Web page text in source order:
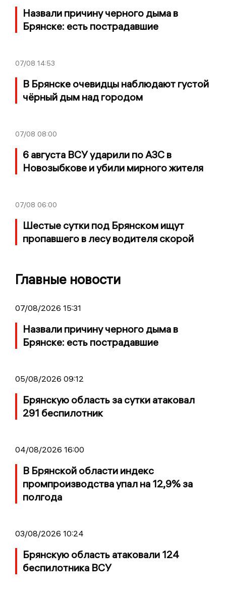
Назвали причину черного дыма в
Брянске: есть пострадавшие
07/08 14:53
В Брянске очевидцы наблюдают густой
чёрный дым над городом
07/08 08:00
6 августа ВСУ ударили по АЗС в
Новозыбкове и убили мирного жителя
07/08 06:00
Шестые сутки под Брянском ищут
пропавшего в лесу водителя скорой
Главные новости
07/08/2026 15:31
Назвали причину черного дыма в
Брянске: есть пострадавшие
05/08/2026 09:12
Брянскую область за сутки атаковал
291 беспилотник
04/08/2026 16:00
В Брянской области индекс
промпроизводства упал на 12,9% за
полгода
03/08/2026 10:24
Брянскую область атаковали 124
беспилотника ВСУ